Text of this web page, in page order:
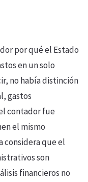
por qué el Estado
en un solo
no había distinción
gastos
contador fue
el mismo
considera que el
son
financieros no